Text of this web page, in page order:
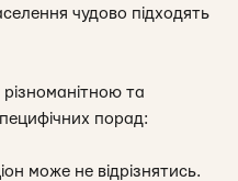
чудово підходять
та
порад:
може не відрізнятись.